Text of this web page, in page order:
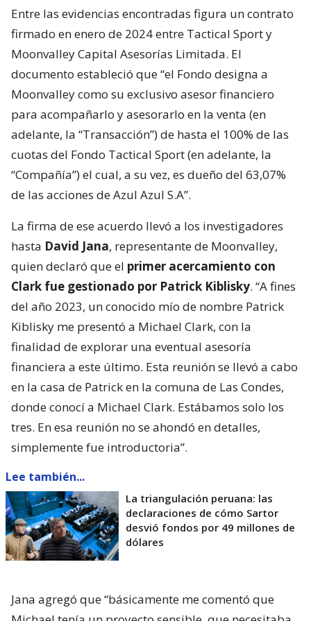
Entre las evidencias encontradas figura un contrato
firmado en enero de 2024 entre Tactical Sport y
Moonvalley Capital Asesorías Limitada. El
documento estableció que “el Fondo designa a
Moonvalley como su exclusivo asesor financiero
para acompañarlo y asesorarlo en la venta (en
adelante, la “Transacción”) de hasta el 100% de las
cuotas del Fondo Tactical Sport (en adelante, la
“Compañía”) el cual, a su vez, es dueño del 63,07%
de las acciones de Azul Azul S.A”.
La firma de ese acuerdo llevó a los investigadores
hasta David Jana, representante de Moonvalley,
quien declaró que el primer acercamiento con
Clark fue gestionado por Patrick Kiblisky. “A fines
del año 2023, un conocido mío de nombre Patrick
Kiblisky me presentó a Michael Clark, con la
finalidad de explorar una eventual asesoría
financiera a este último. Esta reunión se llevó a cabo
en la casa de Patrick en la comuna de Las Condes,
donde conocí a Michael Clark. Estábamos solo los
tres. En esa reunión no se ahondó en detalles,
simplemente fue introductoria”.
Lee también...
La triangulación peruana: las
declaraciones de cómo Sartor
desvió fondos por 49 millones de
dólares
Jana agregó que “básicamente me comentó que